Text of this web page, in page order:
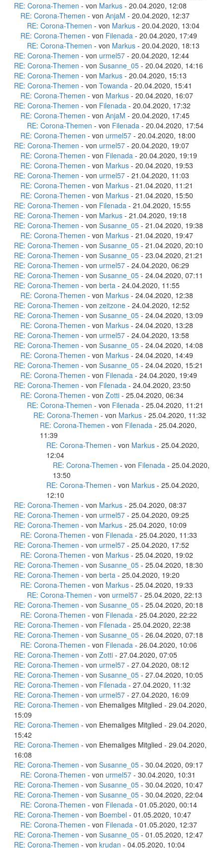
RE: Corona-Themen - von Markus - 20.04.2020, 12:08
RE: Corona-Themen - von AnjaM - 20.04.2020, 12:37
RE: Corona-Themen - von Markus - 20.04.2020, 13:04
RE: Corona-Themen - von Filenada - 20.04.2020, 17:49
RE: Corona-Themen - von Markus - 20.04.2020, 18:13
RE: Corona-Themen - von urmel57 - 20.04.2020, 12:44
RE: Corona-Themen - von Susanne_05 - 20.04.2020, 14:16
RE: Corona-Themen - von Markus - 20.04.2020, 15:13
RE: Corona-Themen - von Towanda - 20.04.2020, 15:41
RE: Corona-Themen - von Markus - 20.04.2020, 16:07
RE: Corona-Themen - von Filenada - 20.04.2020, 17:32
RE: Corona-Themen - von AnjaM - 20.04.2020, 17:45
RE: Corona-Themen - von Filenada - 20.04.2020, 17:54
RE: Corona-Themen - von urmel57 - 20.04.2020, 18:00
RE: Corona-Themen - von urmel57 - 20.04.2020, 19:07
RE: Corona-Themen - von Filenada - 20.04.2020, 19:19
RE: Corona-Themen - von Markus - 20.04.2020, 19:53
RE: Corona-Themen - von urmel57 - 21.04.2020, 11:03
RE: Corona-Themen - von Markus - 21.04.2020, 11:21
RE: Corona-Themen - von Markus - 21.04.2020, 15:50
RE: Corona-Themen - von Filenada - 21.04.2020, 15:55
RE: Corona-Themen - von Markus - 21.04.2020, 19:18
RE: Corona-Themen - von Susanne_05 - 21.04.2020, 19:38
RE: Corona-Themen - von Markus - 21.04.2020, 19:47
RE: Corona-Themen - von Susanne_05 - 21.04.2020, 20:10
RE: Corona-Themen - von Susanne_05 - 23.04.2020, 21:21
RE: Corona-Themen - von urmel57 - 24.04.2020, 06:29
RE: Corona-Themen - von Susanne_05 - 24.04.2020, 07:11
RE: Corona-Themen - von berta - 24.04.2020, 11:55
RE: Corona-Themen - von Markus - 24.04.2020, 12:38
RE: Corona-Themen - von zeitzone - 24.04.2020, 12:52
RE: Corona-Themen - von Susanne_05 - 24.04.2020, 13:09
RE: Corona-Themen - von Markus - 24.04.2020, 13:28
RE: Corona-Themen - von urmel57 - 24.04.2020, 13:58
RE: Corona-Themen - von Susanne_05 - 24.04.2020, 14:08
RE: Corona-Themen - von Markus - 24.04.2020, 14:49
RE: Corona-Themen - von Susanne_05 - 24.04.2020, 15:21
RE: Corona-Themen - von Filenada - 24.04.2020, 19:49
RE: Corona-Themen - von Filenada - 24.04.2020, 23:50
RE: Corona-Themen - von Zotti - 25.04.2020, 06:34
RE: Corona-Themen - von Filenada - 25.04.2020, 11:21
RE: Corona-Themen - von Markus - 25.04.2020, 11:32
RE: Corona-Themen - von Filenada - 25.04.2020,
11:39
RE: Corona-Themen - von Markus - 25.04.2020,
12:04
RE: Corona-Themen - von Filenada - 25.04.2020,
13:50
RE: Corona-Themen - von Markus - 25.04.2020,
12:10
RE: Corona-Themen - von Markus - 25.04.2020, 08:37
RE: Corona-Themen - von urmel57 - 25.04.2020, 09:25
RE: Corona-Themen - von Markus - 25.04.2020, 10:09
RE: Corona-Themen - von Filenada - 25.04.2020, 11:33
RE: Corona-Themen - von urmel57 - 25.04.2020, 17:52
RE: Corona-Themen - von Markus - 25.04.2020, 19:02
RE: Corona-Themen - von Susanne_05 - 25.04.2020, 18:30
RE: Corona-Themen - von berta - 25.04.2020, 19:20
RE: Corona-Themen - von Markus - 25.04.2020, 19:33
RE: Corona-Themen - von urmel57 - 25.04.2020, 22:13
RE: Corona-Themen - von Susanne_05 - 25.04.2020, 20:18
RE: Corona-Themen - von Filenada - 25.04.2020, 22:22
RE: Corona-Themen - von Filenada - 25.04.2020, 22:38
RE: Corona-Themen - von Susanne_05 - 26.04.2020, 07:18
RE: Corona-Themen - von Filenada - 26.04.2020, 10:06
RE: Corona-Themen - von Zotti - 27.04.2020, 07:05
RE: Corona-Themen - von urmel57 - 27.04.2020, 08:12
RE: Corona-Themen - von Susanne_05 - 27.04.2020, 10:05
RE: Corona-Themen - von Filenada - 27.04.2020, 11:32
RE: Corona-Themen - von urmel57 - 27.04.2020, 16:09
RE: Corona-Themen - von Ehemaliges Mitglied - 29.04.2020,
15:09
RE: Corona-Themen - von Ehemaliges Mitglied - 29.04.2020,
15:42
RE: Corona-Themen - von Ehemaliges Mitglied - 29.04.2020,
16:08
RE: Corona-Themen - von Susanne_05 - 30.04.2020, 09:17
RE: Corona-Themen - von urmel57 - 30.04.2020, 10:31
RE: Corona-Themen - von Susanne_05 - 30.04.2020, 10:47
RE: Corona-Themen - von Susanne_05 - 30.04.2020, 22:04
RE: Corona-Themen - von Filenada - 01.05.2020, 00:14
RE: Corona-Themen - von Boembel - 01.05.2020, 10:47
RE: Corona-Themen - von Filenada - 01.05.2020, 12:37
RE: Corona-Themen - von Susanne_05 - 01.05.2020, 12:47
RE: Corona-Themen - von krudan - 04.05.2020, 10:04